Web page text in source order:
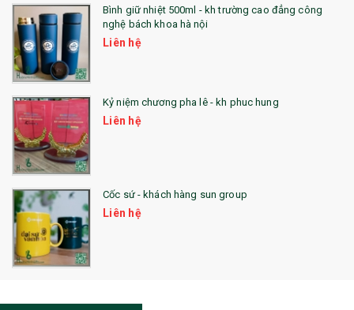
23. QÙA TẶNG ĐỘC ĐÁO
24. QÙA TẶNG PHA LÊ
25. QUÀ TẶNG GLASSLOCK
26. QUÀ TẶNG LUMINARC
28. BỘ ĐỒ ĂN CAO CẤP
29. MÓC KHOÁ
31. TÚI VẢI KHÔNG DỆT
32. TÚI VẢI BỐ
33. MŨ LƯỠI TRAI
Bình giữ nhiệt 500ml - kh trường cao đẳng công
nghệ bách khoa hà nội
Liên hệ
Kỷ niệm chương pha lê - kh phuc hung
Liên hệ
Cốc sứ - khách hàng sun group
Liên hệ